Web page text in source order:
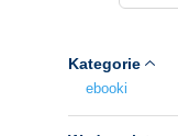
Kategorie
ebooki